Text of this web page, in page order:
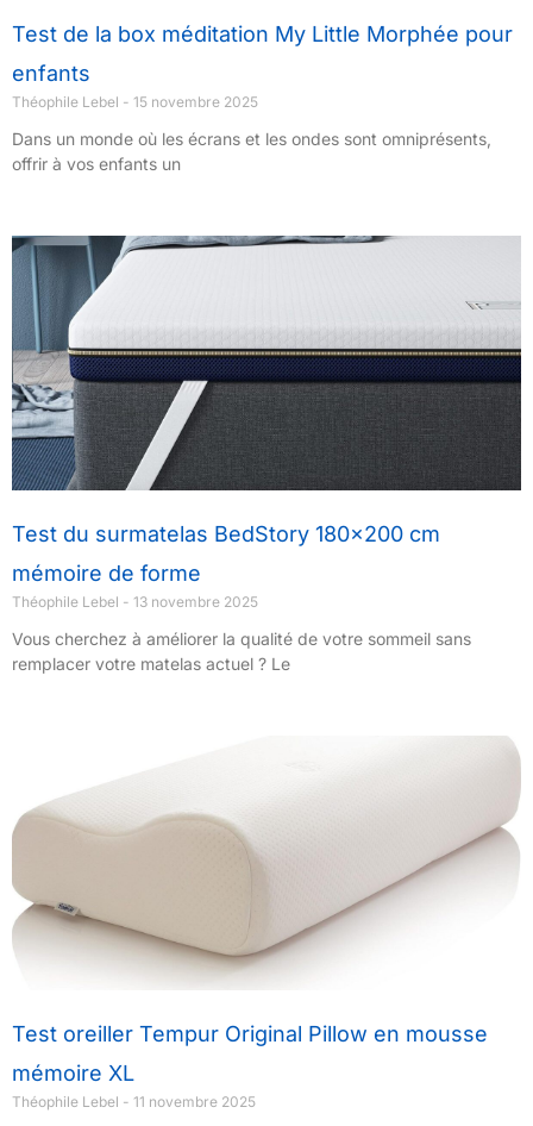
Test de la box méditation My Little Morphée pour
enfants
Théophile Lebel 15 novembre 2025
Dans un monde où les écrans et les ondes sont omniprésents,
offrir à vos enfants un
Test du surmatelas BedStory 180×200 cm
mémoire de forme
Théophile Lebel 13 novembre 2025
Vous cherchez à améliorer la qualité de votre sommeil sans
remplacer votre matelas actuel ? Le
Test oreiller Tempur Original Pillow en mousse
mémoire XL
Théophile Lebel 11 novembre 2025